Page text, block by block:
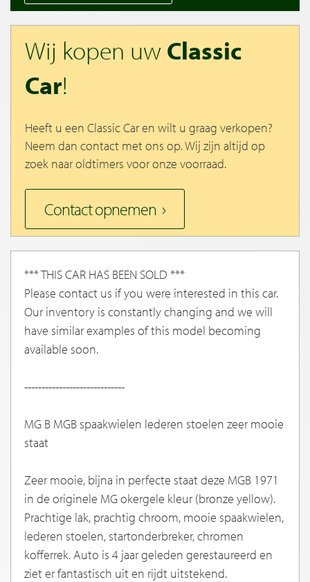
Wij kopen uwClassic
Car!
Heeft u een Classic Car en wilt u graag verkopen?
Neem dan contact met ons op. Wij zijn altijd op
zoek naar oldtimers voor onze voorraad.
Contact opnemen
*** THIS CAR HAS BEEN SOLD ***
Please contact us if you were interested in this car.
Our inventory is constantly changing and we will
have similar examples of this model becoming
available soon.
-----------------------------
MG B MGB spaakwielen lederen stoelen zeer mooie
staat
Zeer mooie, bijna in perfecte staat deze MGB 1971
in de originele MG okergele kleur (bronze yellow).
Prachtige lak, prachtig chroom, mooie spaakwielen,
lederen stoelen, startonderbreker, chromen
kofferrek. Auto is 4 jaar geleden gerestaureerd en
ziet er fantastisch uit en rijdt uitstekend.